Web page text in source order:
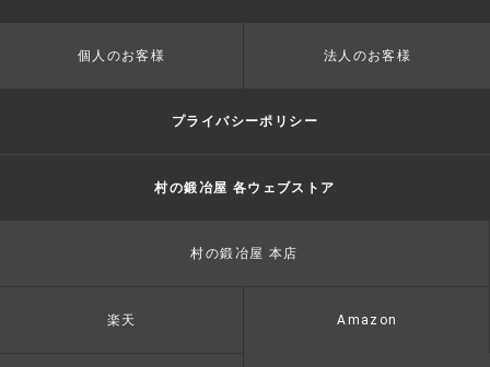
個人のお客様 法人のお客様
プライバシーポリシー
村の鍛冶屋 各ウェブストア
村の鍛冶屋 本店
楽天 Amazon